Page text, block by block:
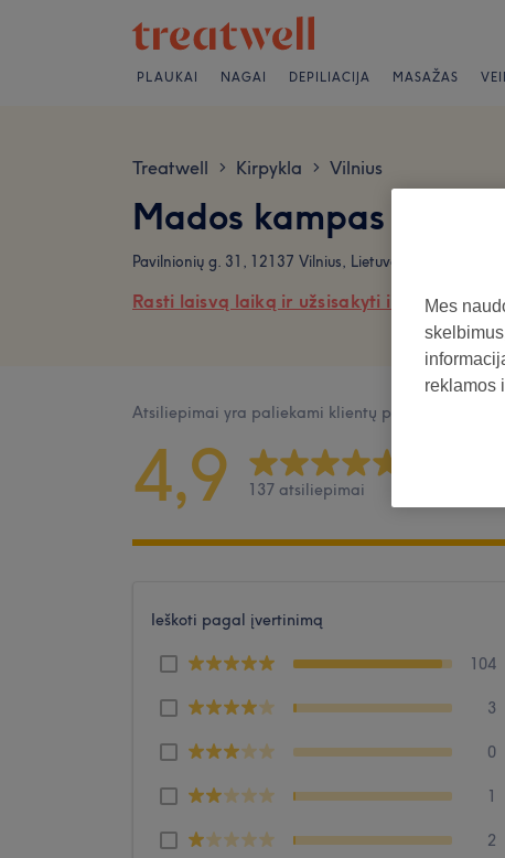
PLAUKAI NAGAI DEPILIACIJA MASAŽAS
Treatwell > Kirpykla > Vilnius
Mados kampas
Pavilnionių g. 31, 12137 Vilnius, Lietuva
Rasti laisvą laiką ir užsisakyti internetu
Atsiliepimai yra paliekami klientų po jų
4,9 137 atsiliepimai
Ieškoti pagal įvertinimą
104
3
0
1
2
Mes
reklamos